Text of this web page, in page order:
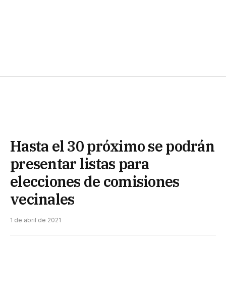
Hasta el 30 próximo se podrán
presentar listas para
elecciones de comisiones
vecinales
1 de abril de 2021